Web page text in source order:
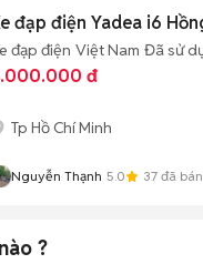
đạp điện Yadea i6
đạp điện Việt Nam Đã sử
đ
Tp Hồ Chí Minh
Nguyễn Thạnh 5.0 37 đã bán
nào ?